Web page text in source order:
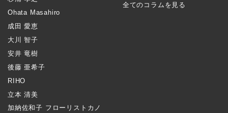
Ohata Masahiro
成田 愛恵
大川 智子
安井 竜樹
後藤 亜希子
RIHO
立本 清美
加納佐和子 フローリストカノ
全てのコラムを見る